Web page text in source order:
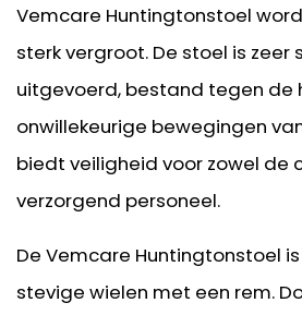
Vemcare Huntingtonstoel
sterk vergroot. De stoel is zeer
uitgevoerd, bestand tegen de
onwillekeurige bewegingen
biedt veiligheid voor zowel de
verzorgend personeel.
De Vemcare Huntingtonstoel
stevige wielen met een rem.